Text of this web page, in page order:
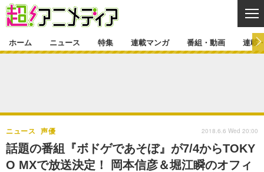
ゲーム・アプリ マンガ
グッズ イベント
特集一覧 カバー
ラキりす
連載マンガ
連載マンガ一覧
番組・動画
番組・動画一覧 ラジオ
連載・ブログ
ホーム ニュース 特集 連載マンガ 番組・動画 連載
話題の番組『ボドゲであそぼ』が7/4からTOKY
O MXで放送決定！ 岡本信彦＆堀江瞬のオフィ
ニュース 声優 2018.6.6 Wed 20:00